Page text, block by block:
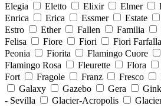
Elegia
Eletto Elixir Elmer
Enrica
Erica Essmer Estate
Estro
Ether Fallen Familia
Felisa
Fiore Fiori Fiori Farfalla
Peonia
Fiorita Flamingo Cuore
Flamingo Rosa
Fleurette Flora
Fort
Fragole Franz Fresco
Galaxy
Gazebo Gera
- Sevilla
Glacier-Acropolis